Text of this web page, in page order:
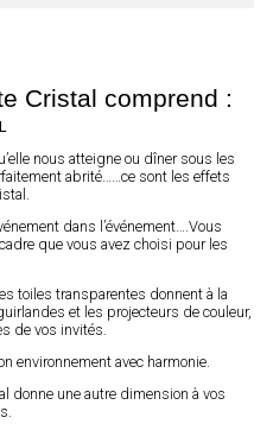
Cristal comprend :
nous atteigne ou dîner sous les
abrité……ce sont les effets
dans l’événement….Vous
que vous avez choisi pour les
toiles transparentes donnent à la
et les projecteurs de couleur,
de vos invités.
environnement avec harmonie.
donne une autre dimension à vos